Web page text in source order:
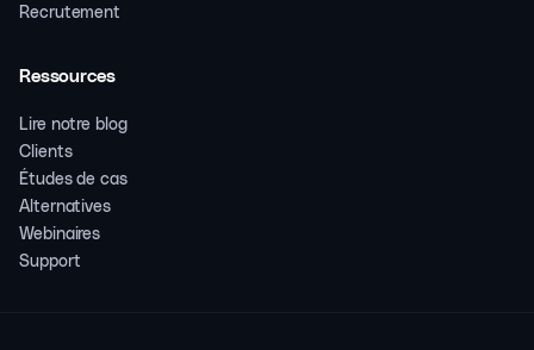
Recrutement
Ressources
Lire notre blog
Clients
Études de cas
Alternatives
Webinaires
Support